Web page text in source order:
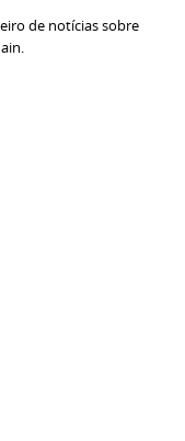
de notícias sobre